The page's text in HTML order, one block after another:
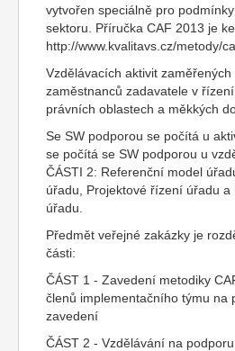
vytvořen speciálně pro
sektoru. Příručka CAF 2013 je
http://www.kvalitavs.cz/metody/
Vzdělávacích aktivit
zaměstnanců zadavatele v
právních oblastech a měkkých
Se SW podporou se počítá u
se počítá se SW podporou u
ČÁSTI 2: Referenční model
úřadu, Projektové řízení úřadu
úřadu.
Předmět veřejné zakázky je
části:
ČÁST 1 - Zavedení metodiky
členů implementačního týmu na
zavedení
ČÁST 2 - Vzdělávání na